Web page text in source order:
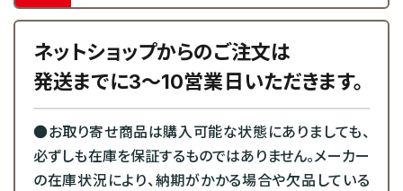
ネットショップからのご注文は
発送までに3～10営業日いただきます。
●お取り寄せ商品は購入可能な状態にありましても、
必ずしも在庫を保証するものではありません。メーカー
の在庫状況により、納期がかかる場合や欠品している